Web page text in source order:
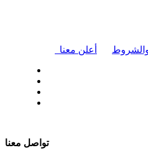
أعلن معنا والشروط
تواصل معنا